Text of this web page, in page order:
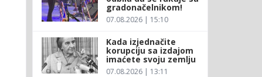
gradonačelnikom!
07.08.2026 | 15:10
Kada izjednačite
korupciju sa izdajom
imaćete svoju zemlju
07.08.2026 | 13:11